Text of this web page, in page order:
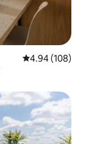
औसत रेटिंग 5 में से
4.94 (108)